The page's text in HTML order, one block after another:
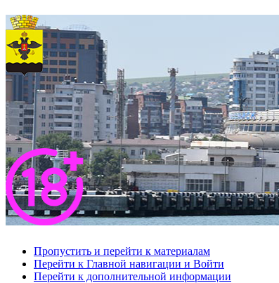
Пропустить и перейти к материалам
Перейти к Главной навигации и Войти
Перейти к дополнительной информации